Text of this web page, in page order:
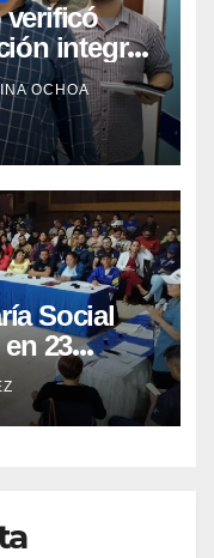
verificó
integral
María
OCHOA
Social
23